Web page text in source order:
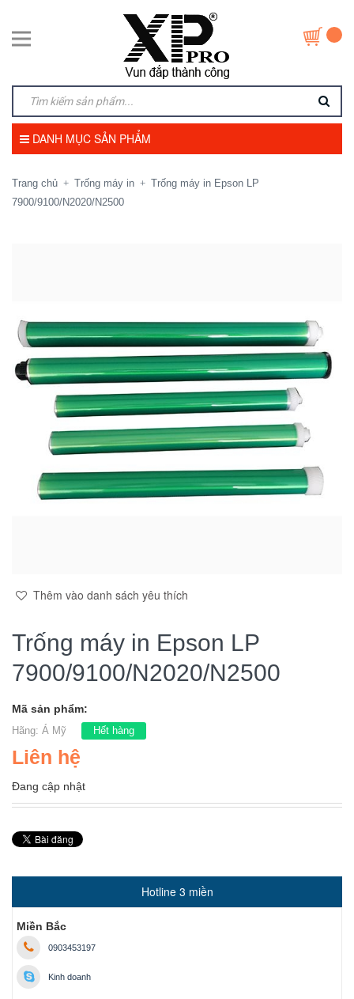
DANH MỤC SẢN PHẨM
Trang chủ + Trống máy in + Trống máy in Epson LP
7900/9100/N2020/N2500
Thêm vào danh sách yêu thích
Trống máy in Epson LP
7900/9100/N2020/N2500
Mã sản phẩm:
Hãng: Á Mỹ Hết hàng
Liên hệ
Đang cập nhật
Hotline 3 miền
Miền Bắc
0903453197
Kinh doanh